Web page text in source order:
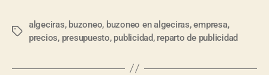
algeciras, buzoneo, buzoneo en algeciras,empresa,
precios, presupuesto, publicidad, reparto de publicidad